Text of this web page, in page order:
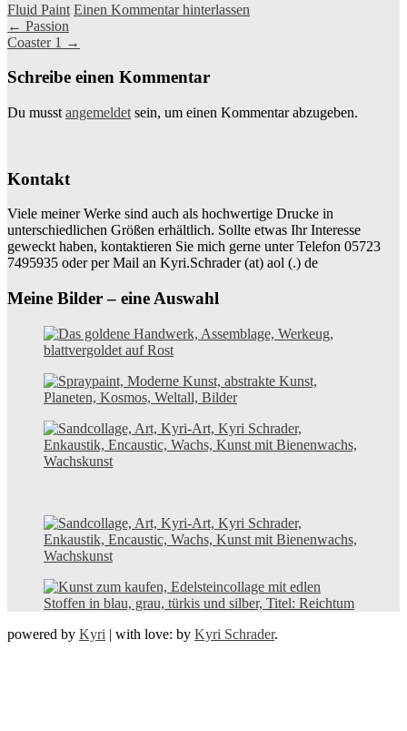
Fluid Paint Einen Kommentar hinterlassen
Beitragsnavigation
← Passion
Coaster 1 →
Schreibe einen Kommentar
Du musst angemeldet sein, um einen Kommentar abzugeben.
Kontakt
Viele meiner Werke sind auch als hochwertige Drucke in
unterschiedlichen Größen erhältlich. Sollte etwas Ihr Interesse
geweckt haben, kontaktieren Sie mich gerne unter Telefon 05723
7495935 oder per Mail an Kyri.Schrader (at) aol (.) de
Meine Bilder – eine Auswahl
powered by Kyri | with love: by Kyri Schrader.